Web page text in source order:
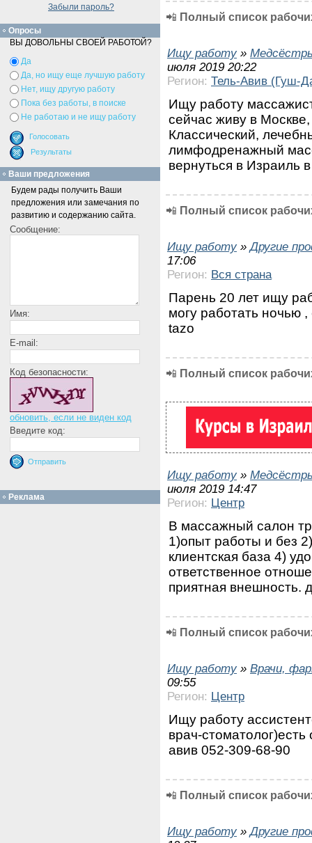
📲 Полный список
Ищу работу »
июля 2019 20:22
Регион: Тель-Авив (Гуш-
Ищу работу
сейчас живу в
Классический,
лимфодренажный
вернуться в Израиль
📲 Полный список
Ищу работу »Другие
17:06
Регион: Вся страна
Парень 20 лет ищу
могу работать ночью
tazo
📲 Полный список
Ищу работу »
июля 2019 14:47
Регион: Центр
В массажный салон
1)опыт работы и без
клиентская база 4)
ответственное
приятная внешность.
📲 Полный список
Ищу работу » Врачи,
09:55
Регион: Центр
Ищу работу
врач-
авив 052-309-68-90
📲 Полный список
Ищу работу »Другие
Забыли пароль?
Опросы
ВЫ ДОВОЛЬНЫ СВОЕЙ РАБОТОЙ?
Да
Да, но ищу еще лучшую работу
Нет, ищу другую работу
Пока без работы, в поиске
Не работаю и не ищу работу
Ваши предложения
Будем рады получить Ваши
предложения или замечания по
развитию и содержанию сайта.
Сообщение:
Имя:
E-mail:
Код безопасности:
обновить, если не виден код
Введите код:
Реклама